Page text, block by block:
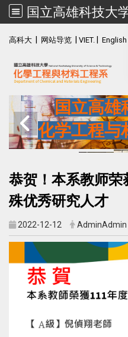
高科大 网站导览 VIET. English
国立高雄
化学工程与
恭贺！本系教师荣
殊优秀研究人才
2022-12-12 AdminAdmin